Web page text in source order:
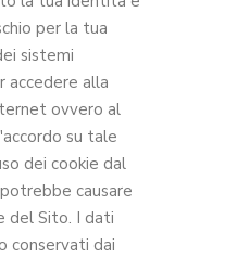
per la tua
sistemi
accedere alla
ovvero al
su tale
dei cookie dal
causare
del Sito. I dati
conservati dai